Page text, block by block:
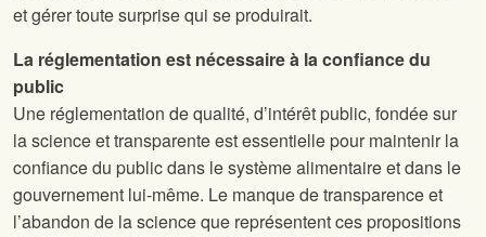
et gérer toute surprise qui se produirait.
La réglementation est nécessaire à la confiance du
public
Une réglementation de qualité, d’intérêt public, fondée sur
la science et transparente est essentielle pour maintenir la
confiance du public dans le système alimentaire et dans le
gouvernement lui-même. Le manque de transparence et
l’abandon de la science que représentent ces propositions